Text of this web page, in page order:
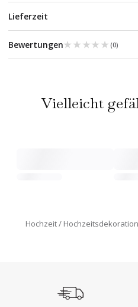
Lieferzeit
Bewertungen★★★★★
★★★★★ (0)
Vielleicht
Hochzeit Hochzeitsdekoration